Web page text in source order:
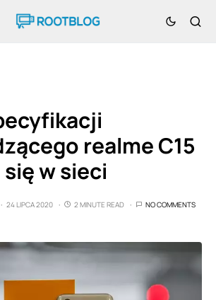
realme C15
w sieci
24 LIPCA 2020 2 MINUTE READ NO COMMENTS